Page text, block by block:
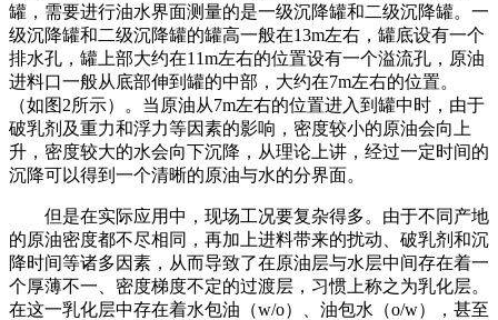
罐，需要进行油水界面测量的是一级沉降罐和二级沉降罐。一
级沉降罐和二级沉降罐的罐高一般在13m左右，罐底设有一个
排水孔，罐上部大约在11m左右的位置设有一个溢流孔，原油
进料口一般从底部伸到罐的中部，大约在7m左右的位置。
（如图2所示）。当原油从7m左右的位置进入到罐中时，由于
破乳剂及重力和浮力等因素的影响，密度较小的原油会向上
升，密度较大的水会向下沉降，从理论上讲，经过一定时间的
沉降可以得到一个清晰的原油与水的分界面。
但是在实际应用中，现场工况要复杂得多。由于不同产地
的原油密度都不尽相同，再加上进料带来的扰动、破乳剂和沉
降时间等诸多因素，从而导致了在原油层与水层中间存在着一
个厚薄不一、密度梯度不定的过渡层，习惯上称之为乳化层。
在这一乳化层中存在着水包油（w/o）、油包水（o/w），甚至